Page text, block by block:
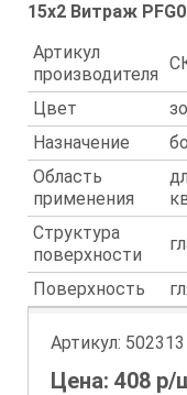
15x2 Витраж
Артикул
производителя
Цвет
Назначение
Область
применения
Структура
поверхности
Поверхность
Артикул: 502313
Цена: 408 р/